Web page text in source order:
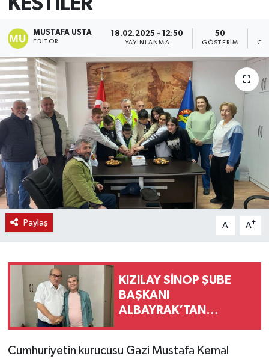
MUSTAFA USTA
EDITÖR
18.02.2025 - 12:50
YAYINLANMA
50
GÖSTERIM
Paylaş A- A+
KIZILAY SİNOP ŞUBE
BAŞKANI
ALBAYRAK’TAN
Cumhuriyetin kurucusu Gazi Mustafa Kemal